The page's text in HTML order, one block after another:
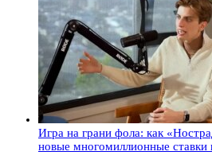
Игра на грани фола: как
новые многомиллионные ставки